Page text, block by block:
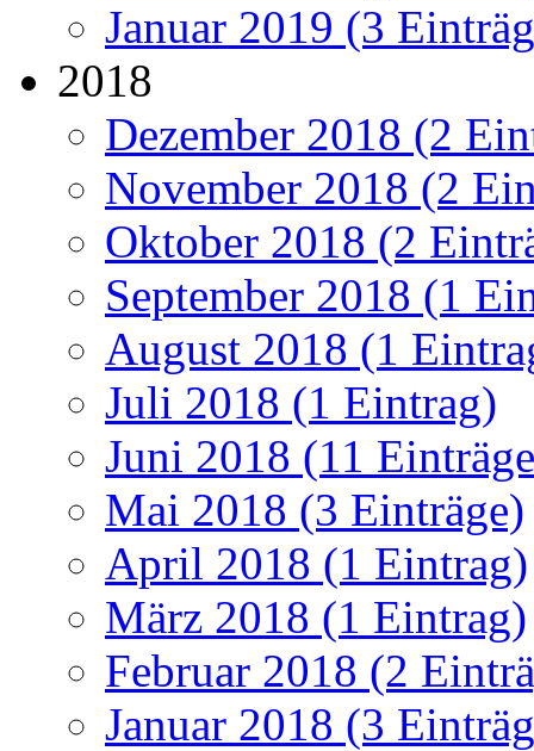
Januar 2019 (3
2018
Dezember 2018 (2
November 2018 (2
Oktober 2018 (2
September 2018 (1
August 2018 (1
Juli 2018 (1 Eintrag)
Juni 2018 (11
Mai 2018 (3 Einträge)
April 2018 (1 Eintrag)
März 2018 (1 Eintrag)
Februar 2018 (2
Januar 2018 (3